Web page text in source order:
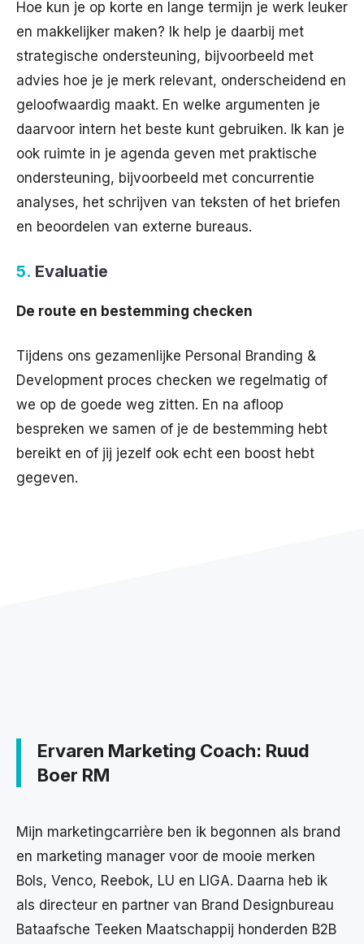
Hoe kun je op korte en lange termijn je werk leuker
en makkelijker maken? Ik help je daarbij met
strategische ondersteuning, bijvoorbeeld met
advies hoe je je merk relevant, onderscheidend en
geloofwaardig maakt. En welke argumenten je
daarvoor intern het beste kunt gebruiken. Ik kan je
ook ruimte in je agenda geven met praktische
ondersteuning, bijvoorbeeld met concurrentie
analyses, het schrijven van teksten of het briefen
en beoordelen van externe bureaus.
5. Evaluatie
De route en bestemming checken
Tijdens ons gezamenlijke Personal Branding &
Development proces checken we regelmatig of
we op de goede weg zitten. En na afloop
bespreken we samen of je de bestemming hebt
bereikt en of jij jezelf ook echt een boost hebt
gegeven.
Ervaren Marketing Coach: Ruud
Boer RM
Mijn marketingcarrière ben ik begonnen als brand
en marketing manager voor de mooie merken
Bols, Venco, Reebok, LU en LIGA. Daarna heb ik
als directeur en partner van Brand Designbureau
Bataafsche Teeken Maatschappij honderden B2B